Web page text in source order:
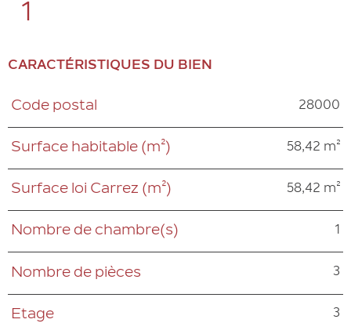
1
CARACTÉRISTIQUES DU BIEN
Caractéristiques
Code postal 28000
Surface habitable (m²) 58,42 m²
Surface loi Carrez (m²) 58,42 m²
Nombre de chambre(s) 1
Nombre de pièces 3
Etage 3